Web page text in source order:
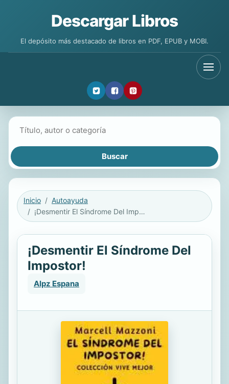
Descargar Libros
El depósito más destacado de libros en PDF, EPUB y MOBI.
Inicio
Autoayuda
¡Desmentir El Síndrome Del Impostor!
¡Desmentir El Síndrome Del
Impostor!
Alpz Espana